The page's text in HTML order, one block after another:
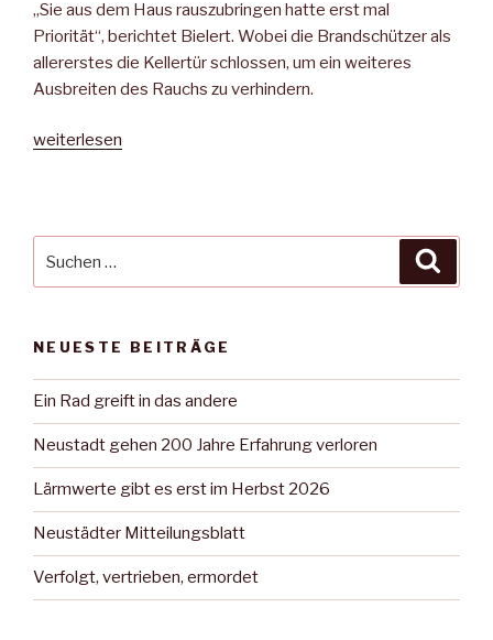
„Sie aus dem Haus rauszubringen hatte erst mal
Priorität“, berichtet Bielert. Wobei die Brandschützer als
allererstes die Kellertür schlossen, um ein weiteres
Ausbreiten des Rauchs zu verhindern.
„Zum
es
weiterlesen
nach:
NEUESTE BEITRÄGE
Ein Rad greift in das andere
Neustadt gehen 200 Jahre Erfahrung verloren
Lärmwerte gibt es erst im Herbst 2026
Neustädter Mitteilungsblatt
Verfolgt, vertrieben, ermordet